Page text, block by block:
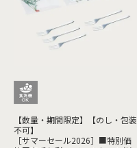
【数量・期間限定】【のし・包装
不可】
［サマーセール2026］■特別価